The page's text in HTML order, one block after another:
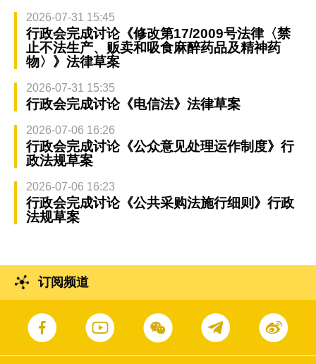
2026-07-31 15:45
行政会完成讨论《修改第17/2009号法律〈禁
止不法生产、贩卖和吸食麻醉药品及精神药
物〉》法律草案
2026-07-31 15:35
行政会完成讨论《电信法》法律草案
2026-07-06 16:26
行政会完成讨论《公众意见处理运作制度》行
政法规草案
2026-07-06 16:23
行政会完成讨论《公共采购法施行细则》行政
法规草案
订阅频道